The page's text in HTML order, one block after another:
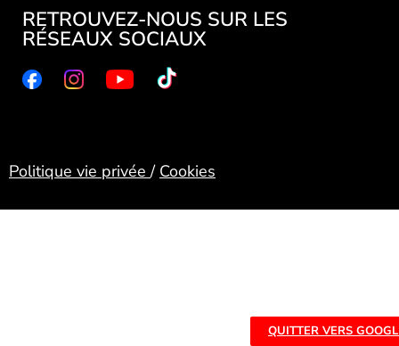
RETROUVEZ-NOUS SUR LES
RÉSEAUX SOCIAUX
Politique vie privée/ Cookies
QUITTER VERS